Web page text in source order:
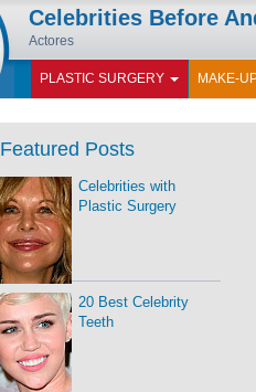
Celebrities Before
Actores
PLASTIC SURGERY MAKE-
Featured Posts
Celebrities with
Plastic Surgery
20 Best Celebrity
Teeth